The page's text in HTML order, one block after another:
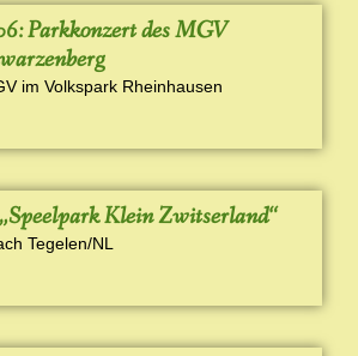
Parkkonzert des MGV
im Volkspark Rheinhausen
Klein Zwitserland“
Tegelen/NL